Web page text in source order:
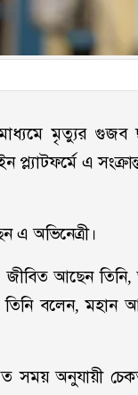
মৃত্যুর গুজব
এ
এ অভিনেত্রী।
জীবিত আছেন
বলেন, মহান
সময় অনুযায়ী